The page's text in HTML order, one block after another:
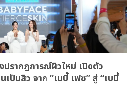
ปรากฎการณ์ผิวใหม่ เปิดตัว
ป็นสิว จาก “เบบี้ เฟซ” สู่ “เบบี้